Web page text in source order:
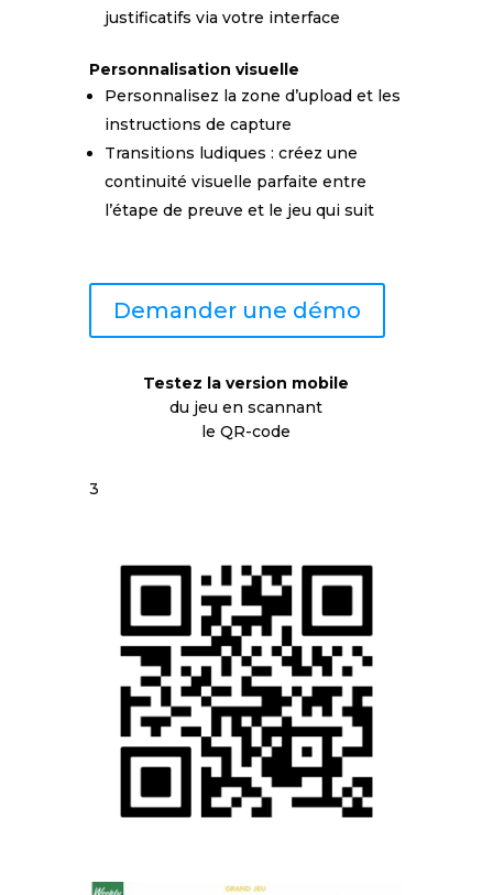
justificatifs via votre interface
Personnalisation visuelle
Personnalisez la zone d’upload et les
instructions de capture
Transitions ludiques : créez une
continuité visuelle parfaite entre
l’étape de preuve et le jeu qui suit
Demander une démo
Testez la version mobile
du jeu en scannant
le QR-code
3